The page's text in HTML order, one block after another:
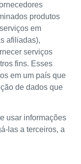
produtos
em
afiliadas),
serviços
fins. Esses
em um país que
de dados que
usar informações
las a terceiros, a